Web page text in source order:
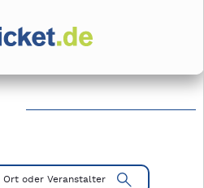
wechseln. Mit Pfeiltasten
Ort oder Veranstalter